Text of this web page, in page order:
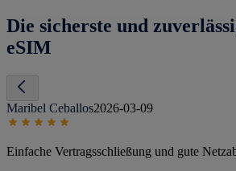
Die sicherste und
eSIM
Maribel Ceballos2026-03-09
Einfache Vertragsschließung und gute